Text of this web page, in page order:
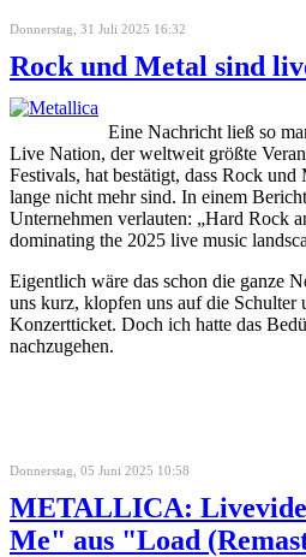
Donnerstag, 31 Juli 2025 16:32
Rock und Metal sind
Eine Nachricht ließ so
Live Nation, der weltweit größte
Festivals, hat bestätigt, dass Rock
lange nicht mehr sind. In einem
Unternehmen verlauten: „Hard Rock
dominating the 2025 live music
Eigentlich wäre das schon die ganze
uns kurz, klopfen uns auf die Schulter
Konzertticket. Doch ich hatte das
nachzugehen.
Donnerstag, 05 Juni 2025 10:58
METALLICA:
Me" aus "Load